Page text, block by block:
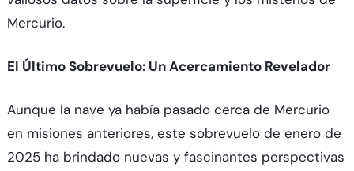
Mercurio.
El Último Sobrevuelo: Un Acercamiento Revelador
Aunque la nave ya había pasado cerca de Mercurio
en misiones anteriores, este sobrevuelo de enero de
2025 ha brindado nuevas y fascinantes perspectivas